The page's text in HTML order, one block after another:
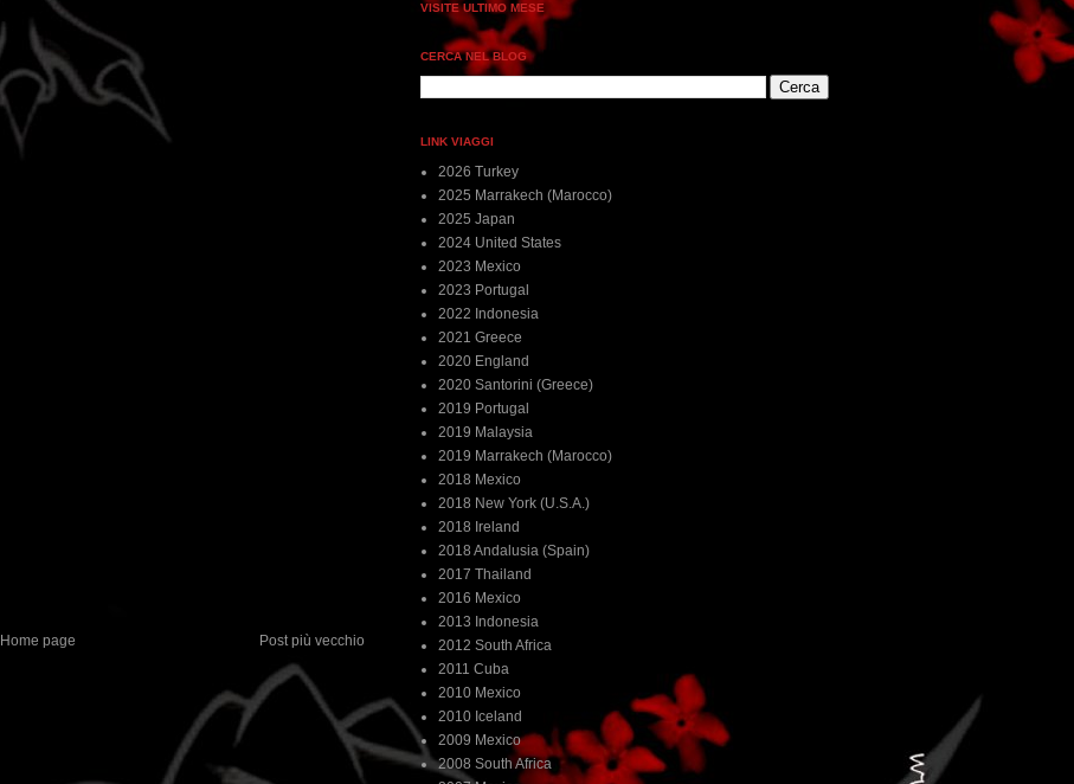
Post più vecchio
Home page
VISITE ULTIMO MESE
CERCA NEL BLOG
LINK VIAGGI
2026 Turkey
2025 Marrakech (Marocco)
2025 Japan
2024 United States
2023 Mexico
2023 Portugal
2022 Indonesia
2021 Greece
2020 England
2020 Santorini (Greece)
2019 Portugal
2019 Malaysia
2019 Marrakech (Marocco)
2018 Mexico
2018 New York (U.S.A.)
2018 Ireland
2018 Andalusia (Spain)
2017 Thailand
2016 Mexico
2013 Indonesia
2012 South Africa
2011 Cuba
2010 Mexico
2010 Iceland
2009 Mexico
2008 South Africa